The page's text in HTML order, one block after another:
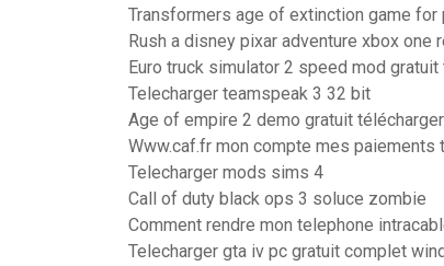
Transformers age of extinction game for
Rush a disney pixar adventure xbox one
Euro truck simulator 2 speed mod
Telecharger teamspeak 3 32 bit
Age of empire 2 demo gratuit télécharger
Www.caf.fr mon compte mes paiements
Telecharger mods sims 4
Call of duty black ops 3 soluce zombie
Comment rendre mon telephone
Telecharger gta iv pc gratuit complet